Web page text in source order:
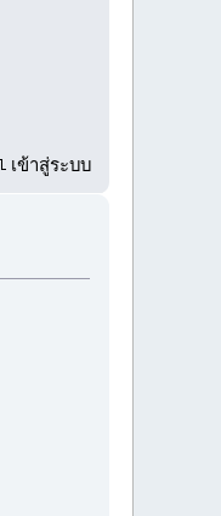
เข้าสู่ระบบ